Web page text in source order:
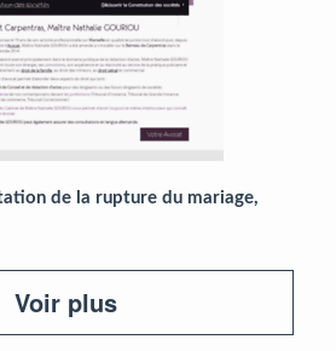
de la rupture du mariage,
Voir plus